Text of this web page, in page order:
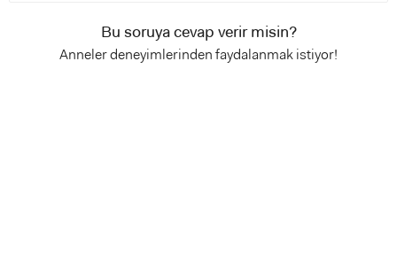
Bu soruya cevap verir misin?
Anneler deneyimlerinden faydalanmak istiyor!